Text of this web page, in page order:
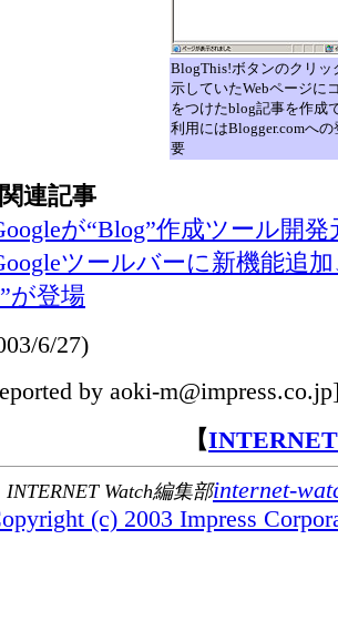
BlogThis!ボタンのクリッ
示していたWebページに
をつけたblog記事を作成
利用にはBlogger.comへの
要
連記事
が“Blog”作成ツール開発
ツールバーに新機能追
が登場
6/27)
by aoki-
【
INTERNET Watch編集部internet-
(c) 2003 Impress